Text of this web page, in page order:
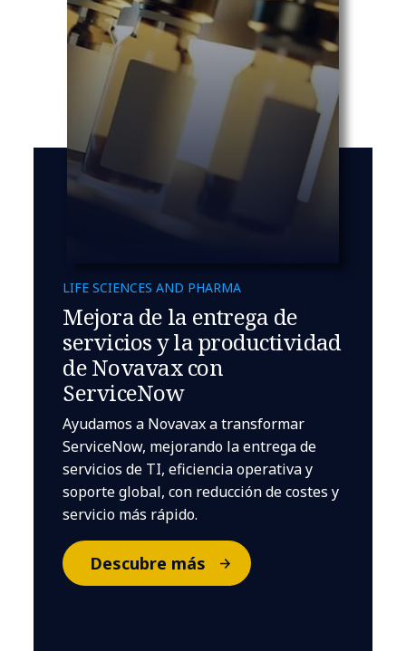
LIFE SCIENCES AND PHARMA
Mejora de la entrega de
servicios y la productividad
de Novavax con
ServiceNow
Ayudamos a Novavax a transformar
ServiceNow, mejorando la entrega de
servicios de TI, eficiencia operativa y
soporte global, con reducción de costes y
servicio más rápido.
Descubre más